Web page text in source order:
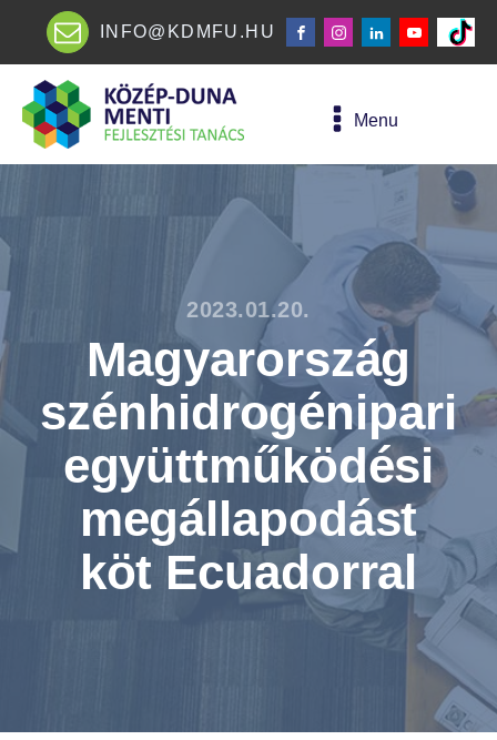
INFO@KDMFU.HU
Menu
2023.01.20.
Magyarország
szénhidrogénipari
együttműködési
megállapodást
köt Ecuadorral